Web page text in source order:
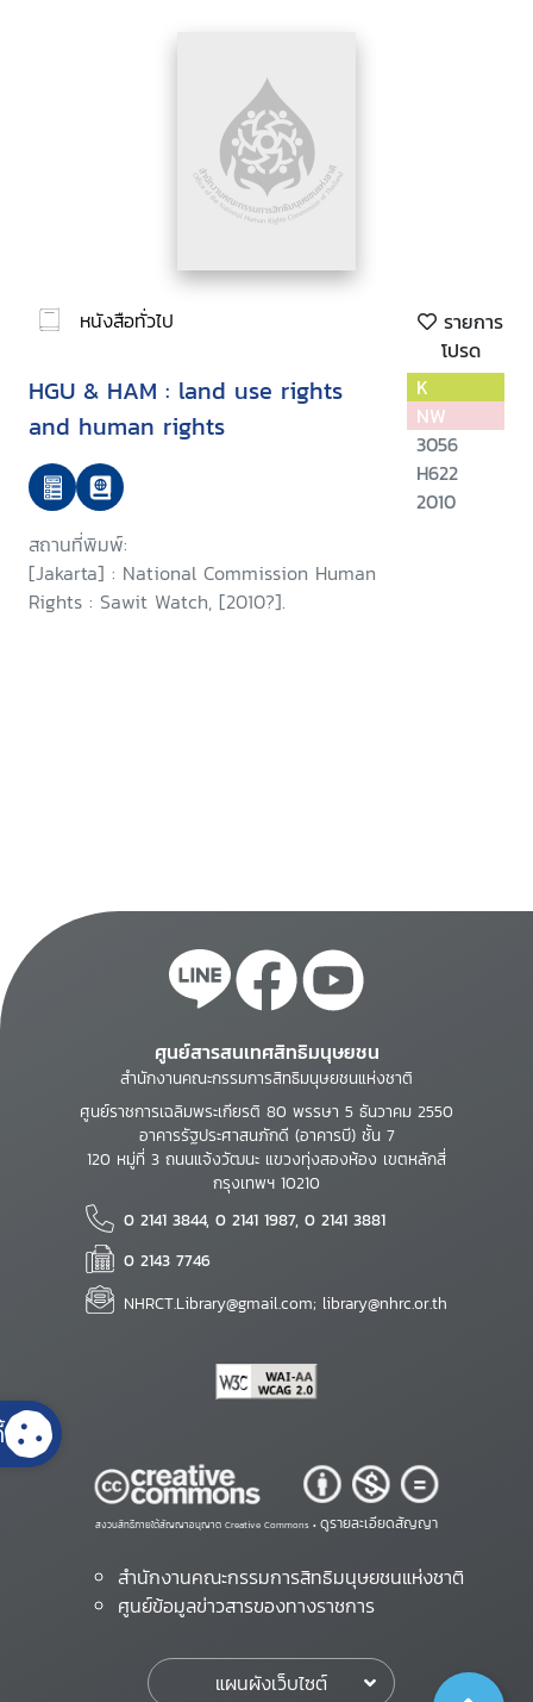
หนังสือทั่วไป
รายการ
โปรด
HGU & HAM : land use rights
and human rights
สถานที่พิมพ์:
[Jakarta] : National Commission Human
Rights : Sawit Watch, [2010?].
K
NW
3056
H622
2010
ศูนย์สารสนเทศสิทธิมนุษยชน
สำนักงานคณะกรรมการสิทธิมนุษยชนแห่งชาติ
ศูนย์ราชการเฉลิมพระเกียรติ 80 พรรษา 5 ธันวาคม 2550
อาคารรัฐประศาสนภักดี (อาคารบี) ชั้น 7
120 หมู่ที่ 3 ถนนแจ้งวัฒนะ แขวงทุ่งสองห้อง เขตหลักสี่
กรุงเทพฯ 10210
0 2141 3844, 0 2141 1987, 0 2141 3881
0 2143 7746
NHRCT.Library@gmail.com; library@nhrc.or.th
สงวนสิทธิ์ภายใต้สัญญาอนุญาต Creative Commons • ดูรายละเอียดสัญญา
สำนักงานคณะกรรมการสิทธิมนุษยชนแห่งชาติ
ศูนย์ข้อมูลข่าวสารของทางราชการ
แผนผังเว็บไซต์